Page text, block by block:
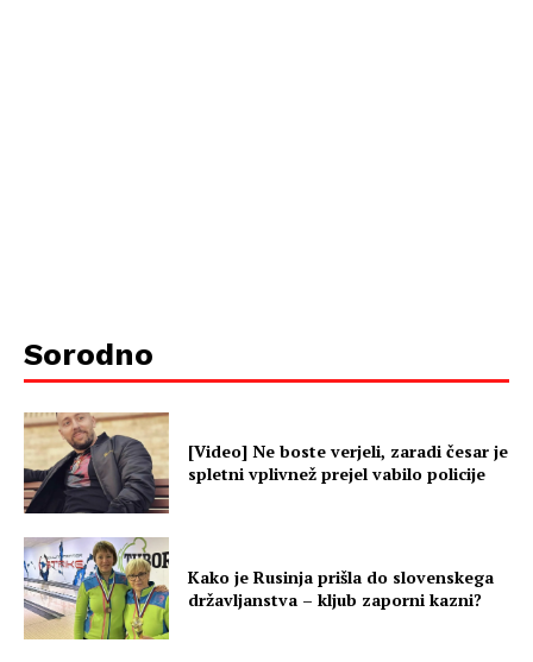
Sorodno
[Video] Ne boste verjeli, zaradi česar je
spletni vplivnež prejel vabilo policije
Kako je Rusinja prišla do slovenskega
državljanstva – kljub zaporni kazni?